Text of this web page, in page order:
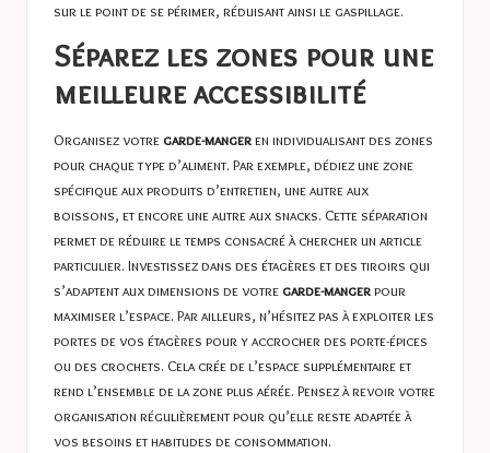
sur le point de se périmer, réduisant ainsi le gaspillage.
Séparez les zones pour une
meilleure accessibilité
Organisez votre garde-mangeren individualisant des zones
pour chaque type d’aliment. Par exemple, dédiez une zone
spécifique aux produits d’entretien, une autre aux
boissons, et encore une autre aux snacks. Cette séparation
permet de réduire le temps consacré à chercher un article
particulier. Investissez dans des étagères et des tiroirs qui
s’adaptent aux dimensions de votre garde-mangerpour
maximiser l’espace. Par ailleurs, n’hésitez pas à exploiter les
portes de vos étagères pour y accrocher des porte-épices
ou des crochets. Cela crée de l’espace supplémentaire et
rend l’ensemble de la zone plus aérée. Pensez à revoir votre
organisation régulièrement pour qu’elle reste adaptée à
vos besoins et habitudes de consommation.